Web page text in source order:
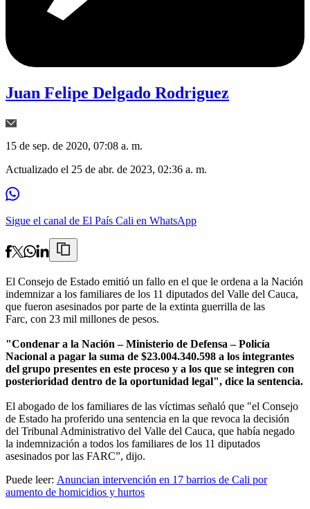
Juan Felipe Delgado Rodriguez
15 de sep. de 2020, 07:08 a. m.
Actualizado el 25 de abr. de 2023, 02:36 a. m.
Sigue el canal de El País Cali en WhatsApp
El Consejo de Estado emitió un fallo en el que le ordena a la Nación
indemnizar a los familiares de los 11 diputados del Valle del Cauca,
que fueron asesinados por parte de la extinta guerrilla de las
Farc, con 23 mil millones de pesos.
"Condenar a la Nación – Ministerio de Defensa – Policía
Nacional a pagar la suma de $23.004.340.598 a los integrantes
del grupo presentes en este proceso y a los que se integren con
posterioridad dentro de la oportunidad legal", dice la sentencia.
El abogado de los familiares de las víctimas señaló que "el Consejo
de Estado ha proferido una sentencia en la que revoca la decisión
del Tribunal Administrativo del Valle del Cauca, que había negado
la indemnización a todos los familiares de los 11 diputados
asesinados por las FARC”, dijo.
Puede leer: Anuncian intervención en 17 barrios de Cali por
aumento de homicidios y hurtos